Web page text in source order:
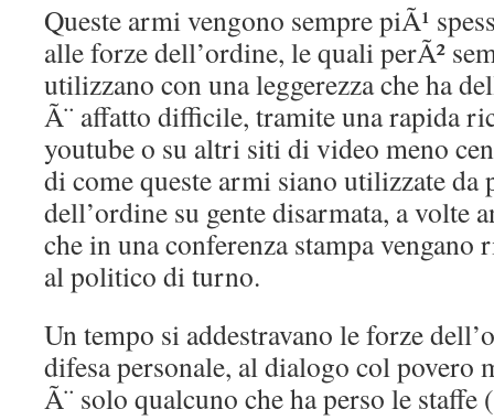
Queste armi vengono sempre piÃ¹
alle forze dell’ordine, le quali perÃ²
utilizzano con una leggerezza che ha
Ã¨ affatto difficile, tramite una rapida
youtube o su altri siti di video meno
di come queste armi siano utilizzate
dell’ordine su gente disarmata, a volte
che in una conferenza stampa vengano
al politico di turno.
Un tempo si addestravano le forze
difesa personale, al dialogo col povero
Ã¨ solo qualcuno che ha perso le staffe